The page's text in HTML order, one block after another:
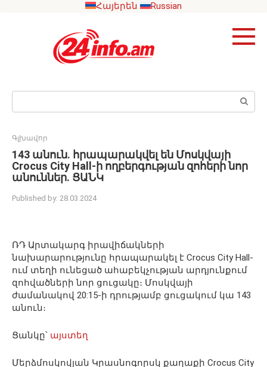
Հայերեն Russian
Search:
Գլխավոր
143 անուն. հրապարակվել են Մոսկվայի
Crocus City Hall-ի ողբերգության զոհերի նոր
անուններ. ՑԱՆԿ
Published by: 28.03.2024
ՌԴ Արտակարգ իրավիճակների
նախարարությունը հրապարակել է Crocus City Hall-
ում տեղի ունեցած ահաբեկչության արդյունքում
զոհվածների նոր ցուցակը։ Մոսկվայի
ժամանակով 20:15-ի դրությամբ ցուցակում կա 143
անուն։
Ցանկը՝ այստեղ
Մերձմոսկովյան Կրասնոգորսկ քաղաքի Crocus City